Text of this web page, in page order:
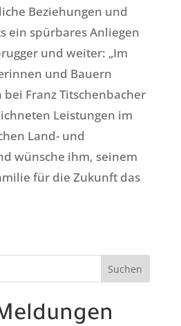
Beziehungen und
ein spürbares Anliegen
und weiter: „Im
und Bauern
Franz Titschenbacher
Leistungen im
Land- und
wünsche ihm, seinem
für die Zukunft das
Suchen